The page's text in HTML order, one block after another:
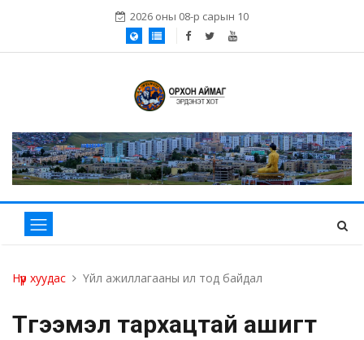
2026 оны 08-р сарын 10
Нүүр хуудас Үйл ажиллагааны ил тод байдал
Түгээмэл тархацтай ашигт